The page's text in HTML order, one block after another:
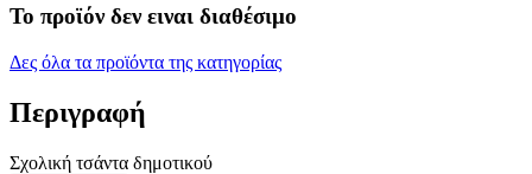
Το προϊόν δεν ειναι διαθέσιμο
Δες όλα τα προϊόντα της κατηγορίας
Περιγραφή
Σχολική τσάντα δημοτικού